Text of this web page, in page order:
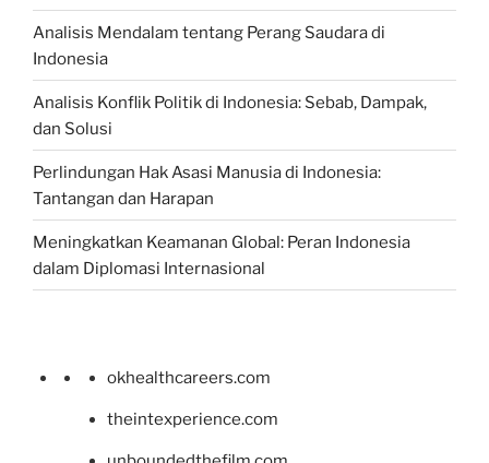
Analisis Mendalam tentang Perang Saudara di
Indonesia
Analisis Konflik Politik di Indonesia: Sebab, Dampak,
dan Solusi
Perlindungan Hak Asasi Manusia di Indonesia:
Tantangan dan Harapan
Meningkatkan Keamanan Global: Peran Indonesia
dalam Diplomasi Internasional
okhealthcareers.com
theintexperience.com